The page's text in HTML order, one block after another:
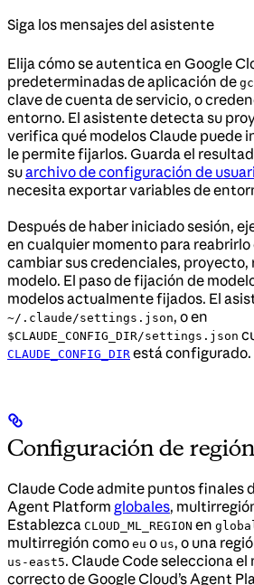
Siga los mensajes del asistente
Elija cómo se autentica en Google
predeterminadas de aplicación de
clave de cuenta de servicio, o
entorno. El asistente detecta su
verifica qué modelos Claude puede
le permite fijarlos. Guarda el
suarchivo de configuración de
necesita exportar variables de
Después de haber iniciado sesión,
en cualquier momento para
cambiar sus credenciales, proyecto,
modelo. El paso de fijación de
modelos actualmente fijados. El
~/.claude/settings.json, o en
$CLAUDE_CONFIG_DIR/settings.json
CLAUDE_CONFIG_DIR está configurado.
Configuración de región
Claude Code admite puntos finales
Agent Platform globales,
Establezca CLOUD_ML_REGION en
multirregión como eu o us, o una
us-east5. Claude Code selecciona
correcto de Google Cloud’s Agent